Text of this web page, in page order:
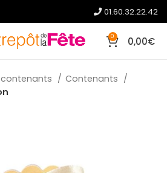
01.60.32.22.42
0 0,00€
Contenants